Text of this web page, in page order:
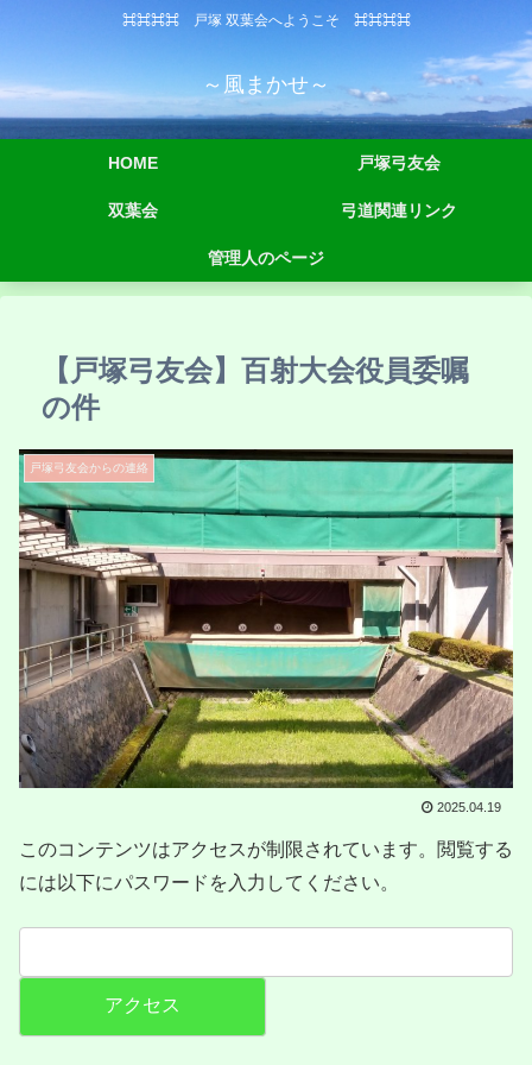
⌘⌘⌘⌘ 戸塚 双葉会へようこそ ⌘⌘⌘⌘
～風まかせ～
HOME 戸塚弓友会
双葉会 弓道関連リンク
管理人のページ
【戸塚弓友会】百射大会役員委嘱
の件
戸塚弓友会からの連絡
2025.04.19
このコンテンツはアクセスが制限されています。閲覧する
には以下にパスワードを入力してください。